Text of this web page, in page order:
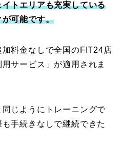
トエリアも充実している
可能です。
料金なしで全国のFIT24店
サービス」が適用されま
じようにトレーニングで
手続きなしで継続できた